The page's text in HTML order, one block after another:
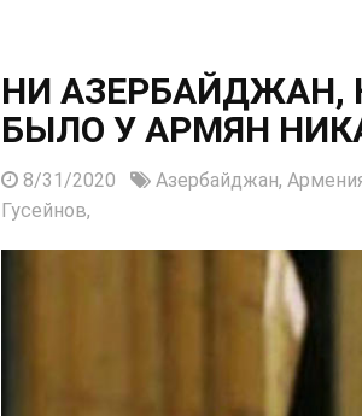
НИ АЗЕРБАЙДЖАН,
БЫЛО У АРМЯН
8/31/2020 Азербайджан,
Гусейнов,